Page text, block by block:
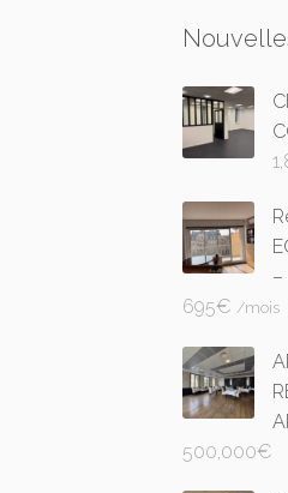
–
695€/mois
500,000€